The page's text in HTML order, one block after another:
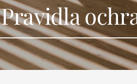
Pravidla